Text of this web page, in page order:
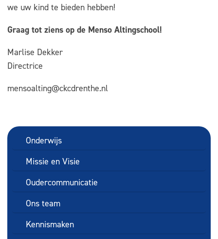
we uw kind te bieden hebben!
Graag tot ziens op de Menso Altingschool!
Marlise Dekker
Directrice
mensoalting@ckcdrenthe.nl
Onderwijs
Missie en Visie
Oudercommunicatie
Ons team
Kennismaken